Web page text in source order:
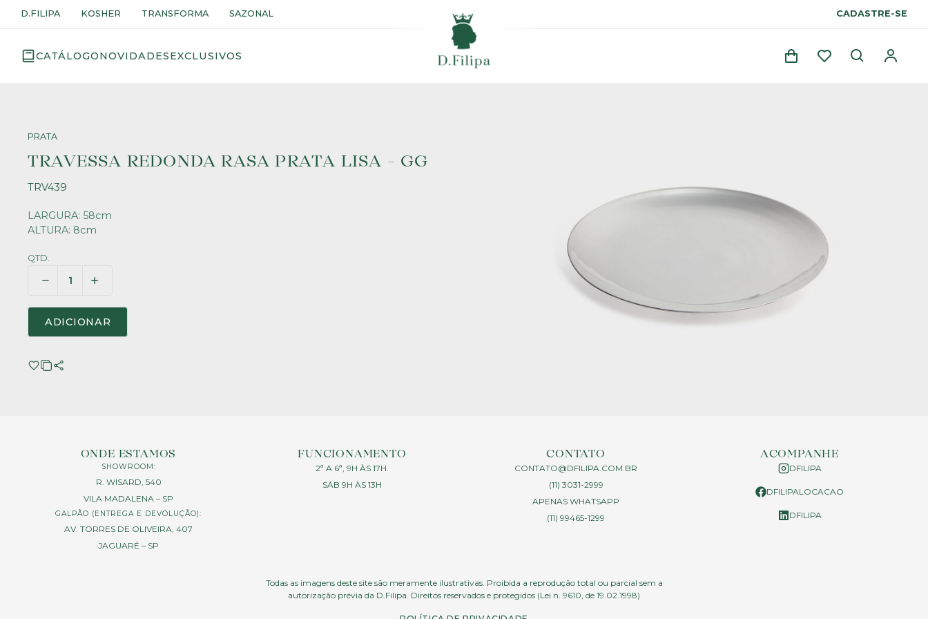
D.FILIPA KOSHER TRANSFORMA SAZONAL CADASTRE-SE
CATÁLOGONOVIDADESEXCLUSIVOS
PRATA
TRAVESSA REDONDA RASA PRATA LISA - GG
TRV439
LARGURA: 58cm
ALTURA: 8cm
QTD.
ADICIONAR
ONDE ESTAMOS
SHOWROOM:
R. WISARD, 540
VILA MADALENA – SP
GALPÃO (ENTREGA E DEVOLUÇÃO):
AV. TORRES DE OLIVEIRA, 407
JAGUARÉ – SP
FUNCIONAMENTO
2ª A 6ª, 9H ÀS 17H.
SÁB 9H ÀS 13H
CONTATO
CONTATO@DFILIPA.COM.BR
(11) 3031-2999
APENAS WHATSAPP
(11) 99465-1299
ACOMPANHE
DFILIPA
DFILIPALOCACAO
DFILIPA
Todas as imagens deste site são meramente ilustrativas. Proibida a reprodução total ou parcial sem a
autorização prévia da D.Filipa. Direitos reservados e protegidos (Lei n. 9610, de 19.02.1998)